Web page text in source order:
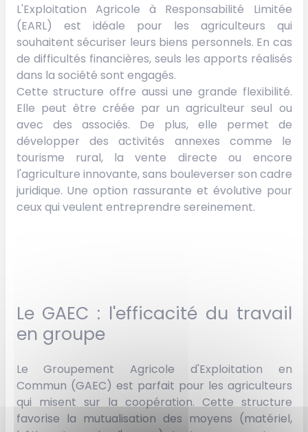
L'Exploitation Agricole à Responsabilité Limitée
(EARL) est idéale pour les agriculteurs qui
souhaitent sécuriser leurs biens personnels. En cas
de difficultés financières, seuls les apports réalisés
dans la société sont engagés.
Cette structure offre aussi une grande flexibilité.
Elle peut être créée par un agriculteur seul ou
avec des associés. De plus, elle permet de
développer des activités annexes comme le
tourisme rural, la vente directe ou encore
l'agriculture innovante, sans bouleverser son cadre
juridique. Une option rassurante et évolutive pour
ceux qui veulent entreprendre sereinement.
Le GAEC : l'efficacité du travail
en groupe
Le Groupement Agricole d'Exploitation en
Commun (GAEC) est parfait pour les agriculteurs
qui misent sur la coopération. Cette structure
favorise la mutualisation des moyens (matériel,